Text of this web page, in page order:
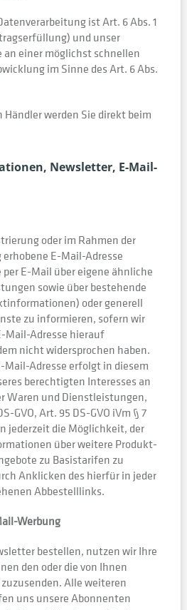
ist Art. 6 Abs. 1
und unser
einer möglichst schnellen
im Sinne des Art. 6 Abs.
werden Sie direkt beim
Newsletter, E-Mail-
oder im Rahmen der
E-Mail-Adresse
E-Mail über eigene ähnliche
sowie über bestehende
oder generell
zu informieren, sofern wir
Mail-Adresse hierauf
nicht widersprochen haben.
Mail-Adresse erfolgt in diesem
berechtigten Interesses an
Waren und Dienstleistungen,
GVO, Art. 95 DS-GVO iVm § 7
jederzeit die Möglichkeit, der
über weitere Produkt-
zu Basistarifen zu
Anklicken des hierfür in jeder
Abbestelllinks.
Werbung
bestellen, nutzen wir Ihre
den oder die von Ihnen
Alle weiteren
uns unsere Abonnenten